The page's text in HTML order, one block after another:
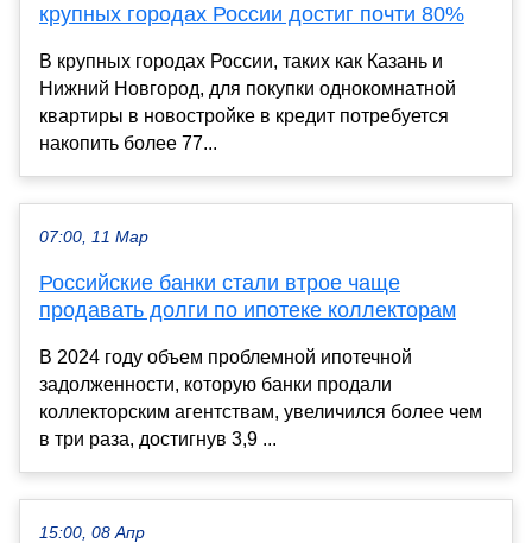
крупных городах России достиг почти 80%
В крупных городах России, таких как Казань и
Нижний Новгород, для покупки однокомнатной
квартиры в новостройке в кредит потребуется
накопить более 77...
07:00, 11 Мар
Российские банки стали втрое чаще
продавать долги по ипотеке коллекторам
В 2024 году объем проблемной ипотечной
задолженности, которую банки продали
коллекторским агентствам, увеличился более чем
в три раза, достигнув 3,9 ...
15:00, 08 Апр